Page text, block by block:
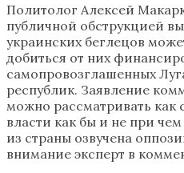
Политолог Алексей
публичной обструкцией
украинских беглецов
добиться от них
самопровозглашенных
республик. Заявление
можно рассматривать как
власти как бы и не при
из страны озвучена
внимание эксперт в